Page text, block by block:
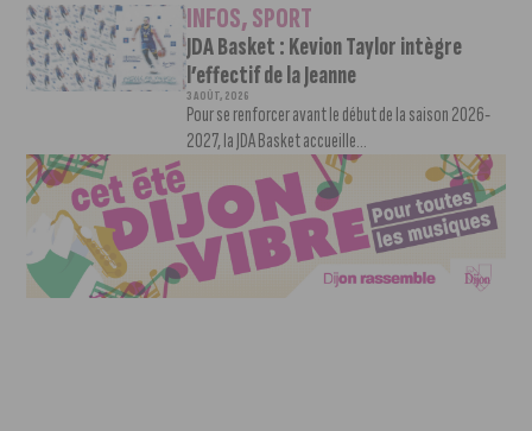
INFOS,SPORT
JDA Basket : Kevion Taylor intègre
l’effectif de la Jeanne
3 AOÛT, 2026
Pour se renforcer avant le début de la saison 2026-
2027, la JDA Basket accueille...